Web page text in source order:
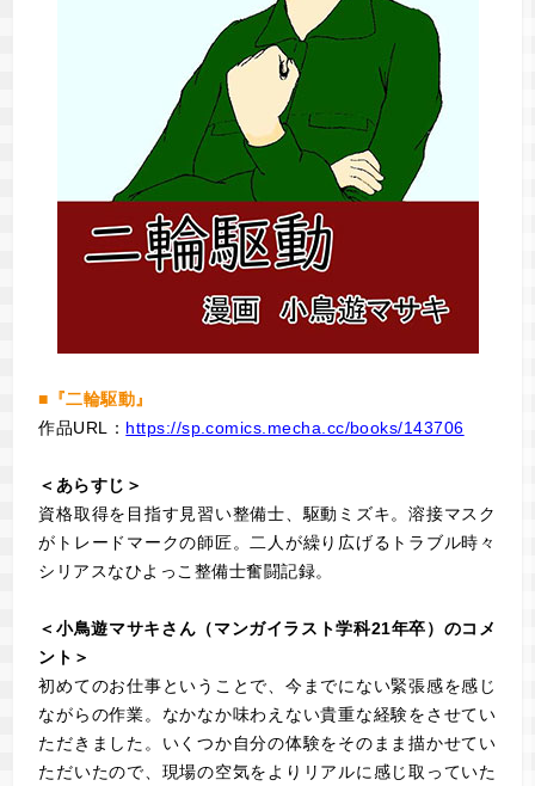
■『二輪駆動』
作品URL： https://sp.comics.mecha.cc/books/143706
＜あらすじ＞
資格取得を目指す見習い整備士、駆動ミズキ。溶接マスク
がトレードマークの師匠。二人が繰り広げるトラブル時々
シリアスなひよっこ整備士奮闘記録。
＜小鳥遊マサキさん（マンガイラスト学科21年卒）のコメ
ント＞
初めてのお仕事ということで、今までにない緊張感を感じ
ながらの作業。なかなか味わえない貴重な経験をさせてい
ただきました。いくつか自分の体験をそのまま描かせてい
ただいたので、現場の空気をよりリアルに感じ取っていた